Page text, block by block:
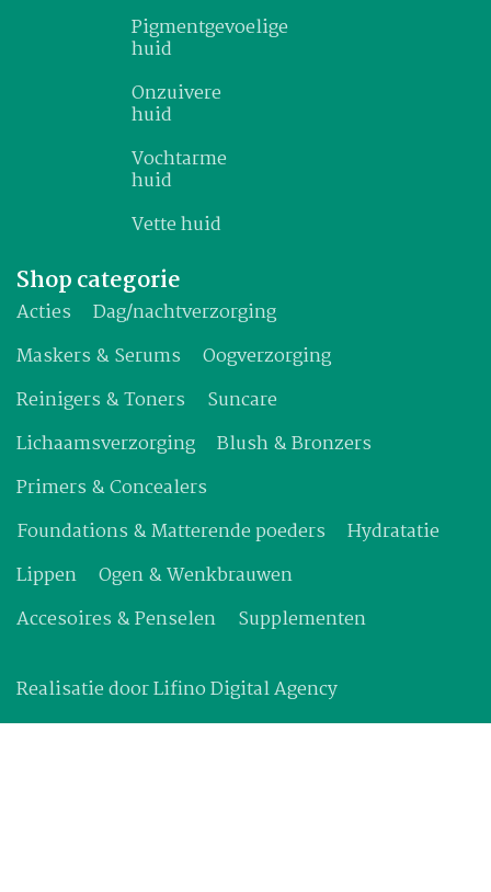
Pigmentgevoelige
huid
Onzuivere
huid
Vochtarme
huid
Vette huid
Shop categorie
Acties
Dag/nachtverzorging
Maskers & Serums
Oogverzorging
Reinigers & Toners
Suncare
Lichaamsverzorging
Blush & Bronzers
Primers & Concealers
Foundations & Matterende poeders
Hydratatie
Lippen
Ogen & Wenkbrauwen
Accesoires & Penselen
Supplementen
Realisatie doorLifino Digital Agency